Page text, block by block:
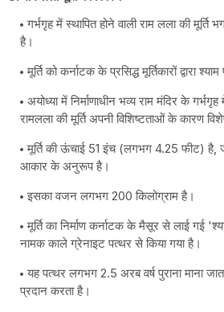
गर्भगृह में स्थापित होने वाली राम लला की मूर्ति
है।
मूर्ति को कर्नाटक के प्रसिद्ध मूर्तिकारों द्वारा
अयोध्या में निर्माणाधीन भव्य राम मंदिर के गर्भगृह
रामलला की मूर्ति अपनी विशिष्टताओं के कारण
मूर्ति की ऊंचाई 51 इंच (लगभग 4.25 फीट) है,
आकार के अनुरूप है।
इसका वजन लगभग 200 किलोग्राम है।
मूर्ति का निर्माण कर्नाटक के मैसूर से लाई गई
नामक काले ग्रेनाइट पत्थर से किया गया है।
यह पत्थर लगभग 2.5 अरब वर्ष पुराना माना
प्रदान करता है।